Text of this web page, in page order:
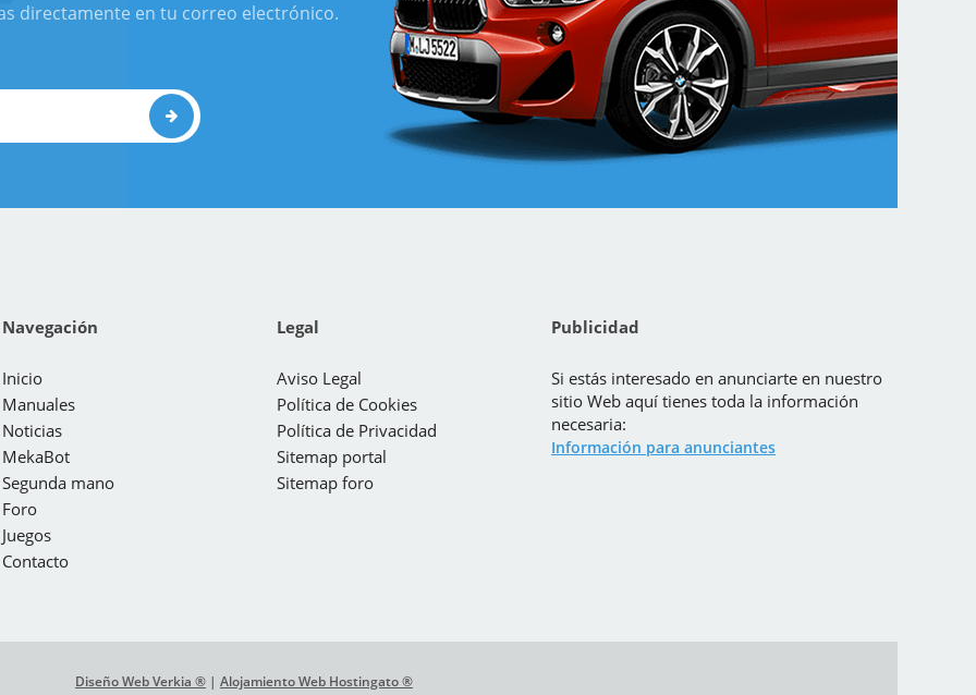
directamente en tu correo electrónico.
Navegación
Inicio
Manuales
Noticias
MekaBot
Segunda mano
Foro
Juegos
Contacto
Legal
Aviso Legal
Política de Cookies
Política de Privacidad
Sitemap portal
Sitemap foro
Publicidad
Si estás interesado en anunciarte en nuestro
sitio Web aquí tienes toda la información
necesaria:
Información para anunciantes
Diseño Web Verkia ® | Alojamiento Web Hostingato ®